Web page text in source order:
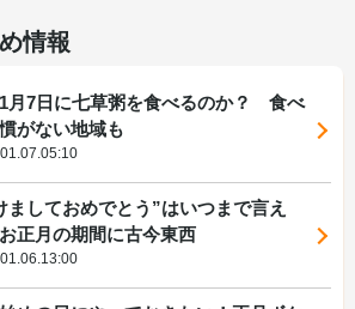
情報
月7日に七草粥を食べるのか？ 食べ
がない地域も
ましておめでとう”はいつまで言え
正月の期間に古今東西